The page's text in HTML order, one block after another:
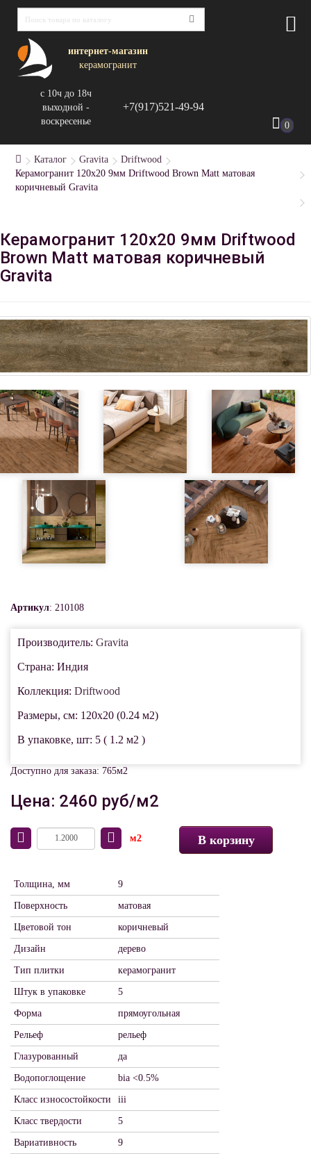
интернет-магазин
керамогранит
с 10ч до 18ч
выходной -
воскресенье
+7(917)521-49-94
0
Каталог Gravita
Driftwood
Керамогранит 120x20 9мм Driftwood Brown Matt матовая
коричневый Gravita
Керамогранит 120x20 9мм Driftwood
Brown Matt матовая коричневый
Gravita
Артикул: 210108
Производитель: Gravita
Страна: Индия
Коллекция: Driftwood
Размеры, см: 120x20 (0.24 м2)
В упаковке, шт: 5 ( 1.2 м2 )
Доступно для заказа: 765м2
Цена: 2460 руб/м2
м2 В корзину
Толщина, мм 9
Поверхность матовая
Цветовой тон коричневый
Дизайн дерево
Тип плитки керамогранит
Штук в упаковке 5
Форма прямоугольная
Рельеф рельеф
Глазурованный да
Водопоглощение bia <0.5%
Класс износостойкости iii
Класс твердости 5
Вариативность 9